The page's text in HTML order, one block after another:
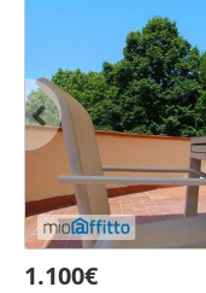
1.100€